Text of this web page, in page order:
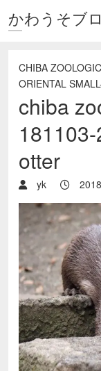
かわうそブ
CHIBA
ORIENTAL
chiba
otter
yk